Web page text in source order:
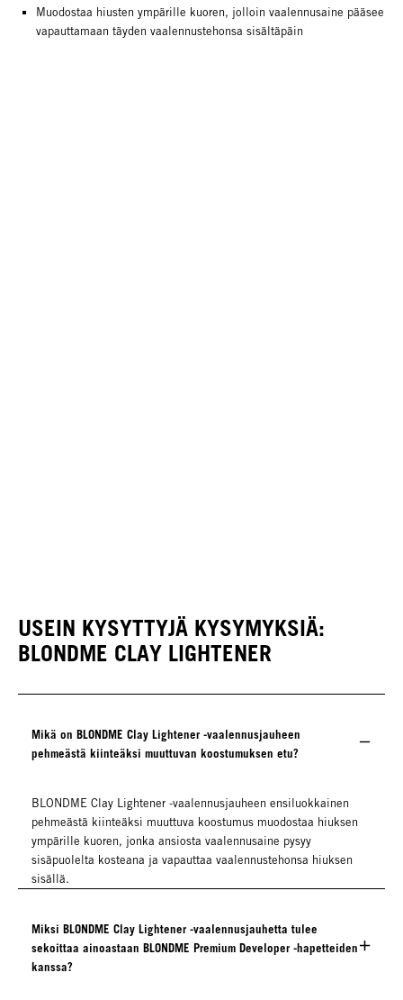
Muodostaa hiusten ympärille kuoren, jolloin vaalennusaine pääsee
vapauttamaan täyden vaalennustehonsa sisältäpäin
USEIN KYSYTTYJÄ KYSYMYKSIÄ:
BLONDME CLAY LIGHTENER
Mikä on BLONDME Clay Lightener -vaalennusjauheen
pehmeästä kiinteäksi muuttuvan koostumuksen etu?
BLONDME Clay Lightener -vaalennusjauheen ensiluokkainen
pehmeästä kiinteäksi muuttuva koostumus muodostaa hiuksen
ympärille kuoren, jonka ansiosta vaalennusaine pysyy
sisäpuolelta kosteana ja vapauttaa vaalennustehonsa hiuksen
sisällä.
Miksi BLONDME Clay Lightener -vaalennusjauhetta tulee
sekoittaa ainoastaan BLONDME Premium Developer -hapetteiden
kanssa?